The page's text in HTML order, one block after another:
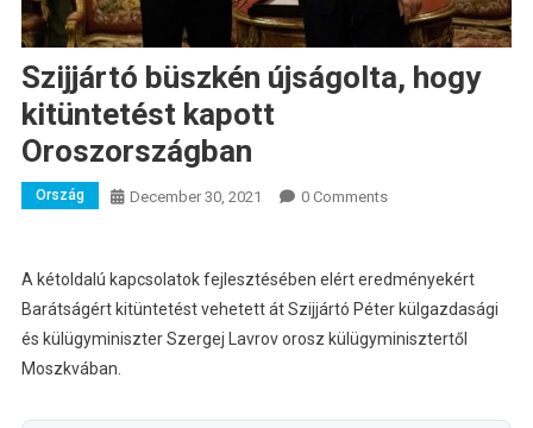
Szijjártó büszkén újságolta, hogy
kitüntetést kapott
Oroszországban
Ország December 30, 2021 0 Comments
A kétoldalú kapcsolatok fejlesztésében elért eredményekért
Barátságért kitüntetést vehetett át Szijjártó Péter külgazdasági
és külügyminiszter Szergej Lavrov orosz külügyminisztertől
Moszkvában.